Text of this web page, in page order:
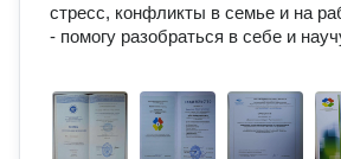
стресс, конфликты в семье и на
- помогу разобраться в себе и